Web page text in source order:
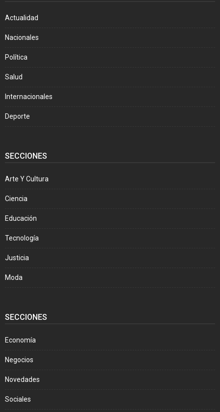
Actualidad
Nacionales
Política
Salud
Internacionales
Deporte
SECCIONES
Arte Y Cultura
Ciencia
Educación
Tecnología
Justicia
Moda
SECCIONES
Economía
Negocios
Novedades
Sociales